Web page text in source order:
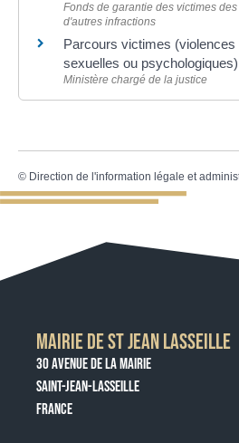
Fonds de garantie des victimes
d'autres infractions
Parcours victimes (violences
sexuelles ou psychologiques)
Ministère chargé de la justice
© Direction de l'information légale et
MAIRIE DE ST JEAN LASSEILLE
30 AVENUE DE LA MAIRIE
SAINT-JEAN-LASSEILLE
FRANCE